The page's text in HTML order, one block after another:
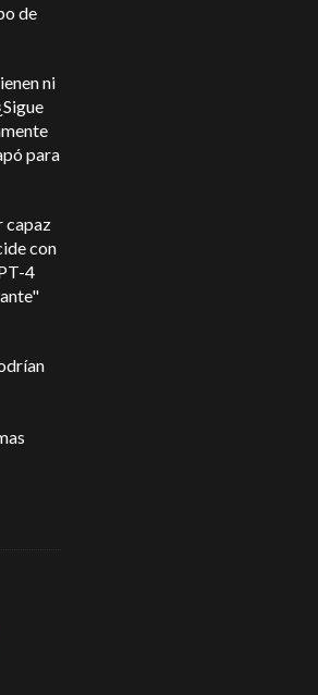
de
ni
para
capaz
con
4